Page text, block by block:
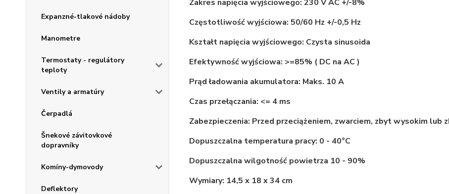
Expanzné-tlakové nádoby
Manometre
Termostaty - regulátory
teploty
Ventily a armatúry
Čerpadlá
Šnekové závitovkové
dopravníky
Komíny-dymovody
Deflektory
Zakres napięcia wyjściowego: 230 V AC +/-8%
Częstotliwość wyjściowa: 50/60 Hz +/-0,5 Hz
Kształt napięcia wyjściowego: Czysta sinusoida
Efektywność wyjściowa: >=85% ( DC na AC )
Prąd ładowania akumulatora: Maks. 10 A
Czas przełączania: <= 4 ms
Zabezpieczenia: Przed przeciążeniem, zwarciem, zbyt wysokim lub
Dopuszczalna temperatura pracy: 0 - 40°C
Dopuszczalna wilgotność powietrza 10 - 90%
Wymiary: 14,5 x 18 x 34 cm